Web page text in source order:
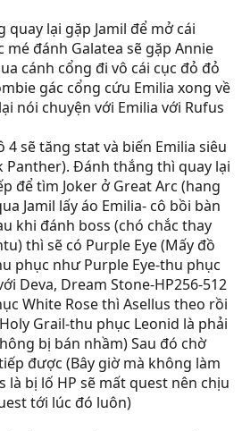
quay lại gặp Jamil để mở cái
đánh Galatea sẽ gặp Annie
cánh cổng đi vô cái cục đỏ đỏ
gác cổng cứu Emilia xong về
nói chuyện với Emilia với Rufus
4 sẽ tăng stat và biến Emilia siêu
Panther). Đánh thắng thì quay lại
để tìm Joker ở Great Arc (hang
Jamil lấy áo Emilia- cô bồi bàn
khi đánh boss (chó chắc thay
thì sẽ có Purple Eye (Mấy đồ
phục như Purple Eye-thu phục
Deva, Dream Stone-HP256-512
White Rose thì Asellus theo rồi
Grail-thu phục Leonid là phải
bị bán nhầm) Sau đó chờ
được (Bây giờ mà không làm
là bị lố HP sẽ mất quest nên chịu
tới lúc đó luôn)